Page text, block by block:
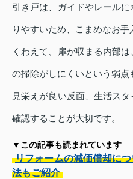
引き戸は、ガイドやレール
りやすいため、こまめなお手
くわえて、扉が収まる内部
の掃除がしにくいという弱点
見栄えが良い反面、生活ス
確認することが大切です。
▼この記事も読まれています
リフォームの減価償却に
法もご紹介